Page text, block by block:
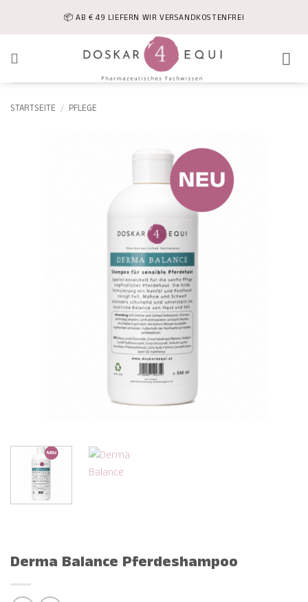
📦 AB € 49 LIEFERN WIR VERSANDKOSTENFREI
STARTSEITE / PFLEGE
Derma Balance Pferdeshampoo